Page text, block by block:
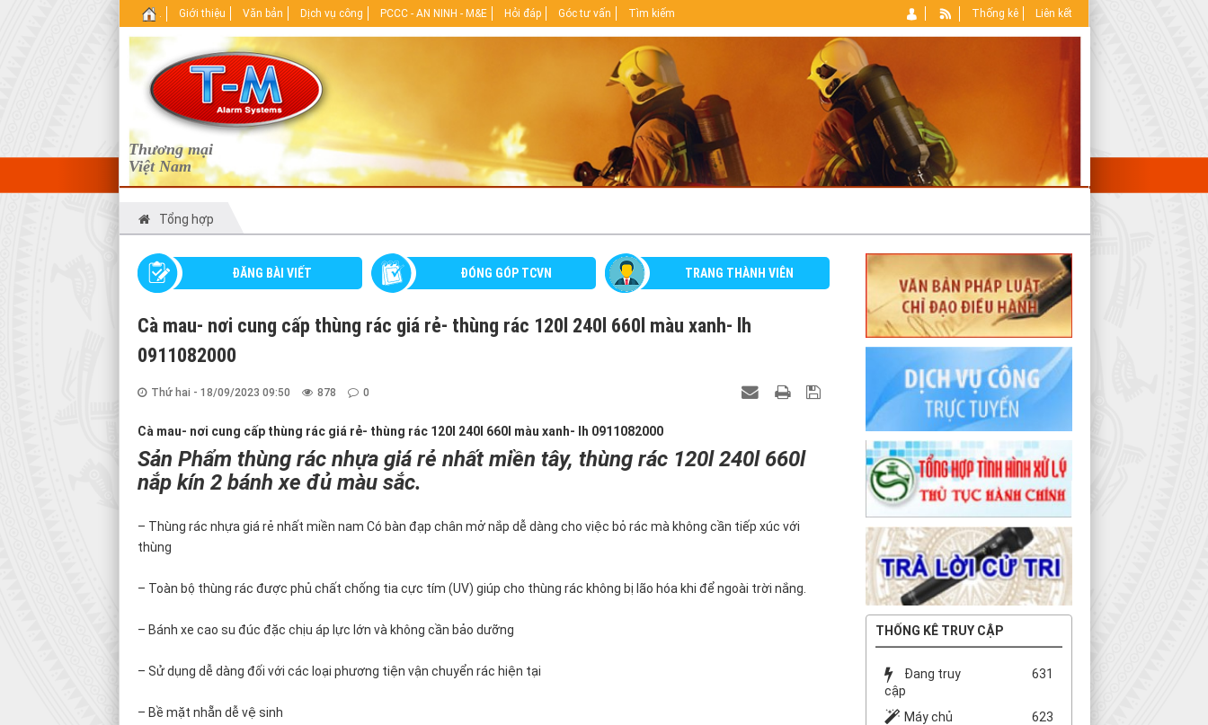
Thương mại
Việt Nam
. Giới thiệu Văn bản Dịch vụ công PCCC - AN NINH - M&E Hỏi đáp Góc tư vấn Tìm kiếm Thống kê Liên kết
Tổng hợp
ĐĂNG BÀI VIẾT ĐÓNG GÓP TCVN TRANG THÀNH VIÊN
Cà mau- nơi cung cấp thùng rác giá rẻ- thùng rác 120l 240l 660l màu xanh- lh
0911082000
Thứ hai - 18/09/2023 09:50 878 0
Cà mau- nơi cung cấp thùng rác giá rẻ- thùng rác 120l 240l 660l màu xanh- lh 0911082000
Sản Phẩm thùng rác nhựa giá rẻ nhất miền tây, thùng rác 120l 240l 660l
nắp kín 2 bánh xe đủ màu sắc.
– Thùng rác nhựa giá rẻ nhất miền nam Có bàn đạp chân mở nắp dễ dàng cho việc bỏ rác mà không cần tiếp xúc với
thùng
– Toàn bộ thùng rác được phủ chất chống tia cực tím (UV) giúp cho thùng rác không bị lão hóa khi để ngoài trời nắng.
– Bánh xe cao su đúc đặc chịu áp lực lớn và không cần bảo dưỡng
– Sử dụng dễ dàng đối với các loại phương tiện vận chuyển rác hiện tại
– Bề mặt nhẵn dễ vệ sinh
THỐNG KÊ TRUY CẬP
Đang truy
cập
631
Máy chủ
623